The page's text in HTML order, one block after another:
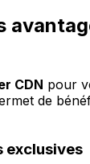
CDN pour
de
exclusives